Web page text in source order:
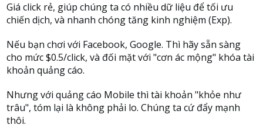
Giá click rẻ, giúp chúng ta có nhiều dữ liệu để tối ưu
chiến dịch, và nhanh chóng tăng kinh nghiệm (Exp).
Nếu bạn chơi với Facebook, Google. Thì hãy sẵn sàng
cho mức $0.5/click, và đối mặt với "cơn ác mộng" khóa tài
khoản quảng cáo.
Nhưng với quảng cáo Mobile thì tài khoản "khỏe như
trâu", tóm lại là không phải lo. Chúng ta cứ đẩy mạnh
thôi.